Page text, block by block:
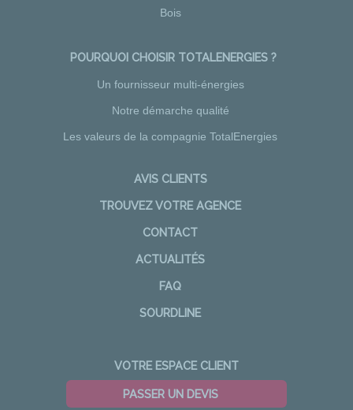
Bois
POURQUOI CHOISIR TOTALENERGIES ?
Un fournisseur multi-énergies
Notre démarche qualité
Les valeurs de la compagnie TotalEnergies
AVIS CLIENTS
TROUVEZ VOTRE AGENCE
CONTACT
ACTUALITÉS
FAQ
SOURDLINE
VOTRE ESPACE CLIENT
PASSER UN DEVIS